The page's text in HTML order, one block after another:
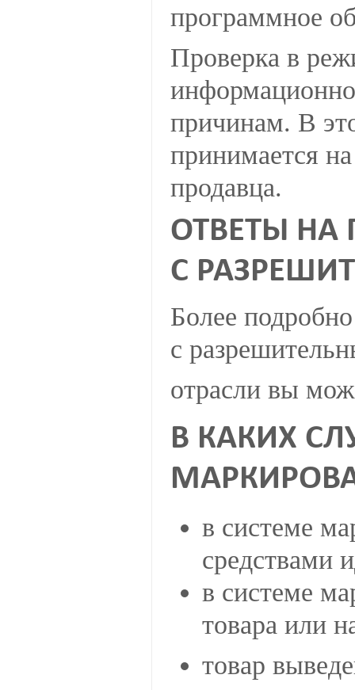
программное
Проверка в
причинам. В
принимается
продавца.
ОТВЕТЫ НА
С
Более
с
отрасли вы
В КАКИХ
в системе
средствами
в системе
товара или
товар